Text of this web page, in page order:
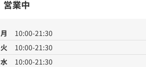
営業中
月
10:00-21:30
火
10:00-21:30
水
10:00-21:30